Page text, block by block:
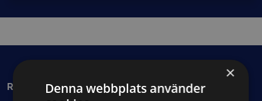
Rådgivning
×
Denna webbplats använder